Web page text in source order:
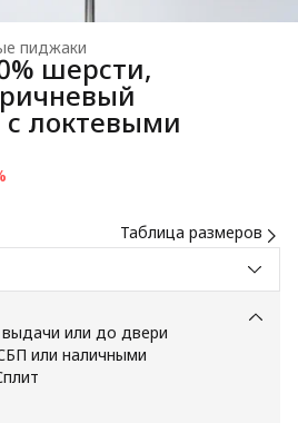
пиджаки
шерсти,
локтевыми
Таблица размеров
или до двери
или наличными